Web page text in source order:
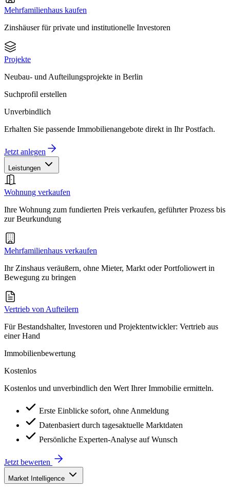
Mehrfamilienhaus kaufen
Zinshäuser für private und institutionelle Investoren
Projekte
Neubau- und Aufteilungsprojekte in Berlin
Suchprofil erstellen
Unverbindlich
Erhalten Sie passende Immobilienangebote direkt in Ihr Postfach.
Jetzt anlegen
Leistungen
Wohnung verkaufen
Ihre Wohnung zum fundierten Preis verkaufen, geführter Prozess bis
zur Beurkundung
Mehrfamilienhaus verkaufen
Ihr Zinshaus veräußern, ohne Mieter, Markt oder Portfoliowert in
Bewegung zu bringen
Vertrieb von Aufteilern
Für Bestandshalter, Investoren und Projektentwickler: Vertrieb aus
einer Hand
Immobilienbewertung
Kostenlos
Kostenlos und unverbindlich den Wert Ihrer Immobilie ermitteln.
Erste Einblicke sofort, ohne Anmeldung
Datenbasiert durch tagesaktuelle Marktdaten
Persönliche Experten-Analyse auf Wunsch
Jetzt bewerten
Market Intelligence